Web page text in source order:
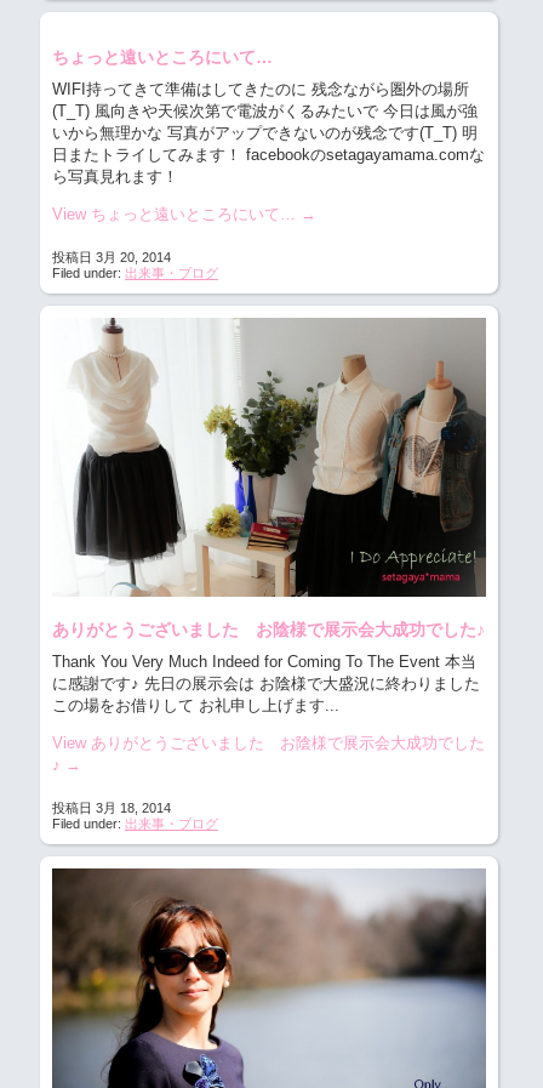
ちょっと遠いところにいて…
WIFI持ってきて準備はしてきたのに 残念ながら圏外の場所
(T_T) 風向きや天候次第で電波がくるみたいで 今日は風が強
いから無理かな 写真がアップできないのが残念です(T_T) 明
日またトライしてみます！ facebookのsetagayamama.comな
ら写真見れます！
View ちょっと遠いところにいて… →
投稿日 3月 20, 2014
Filed under: 出来事・ブログ
ありがとうございました お陰様で展示会大成功でした♪
Thank You Very Much Indeed for Coming To The Event 本当
に感謝です♪ 先日の展示会は お陰様で大盛況に終わりました
この場をお借りして お礼申し上げます...
View ありがとうございました お陰様で展示会大成功でした
♪ →
投稿日 3月 18, 2014
Filed under: 出来事・ブログ